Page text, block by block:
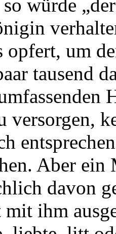
würde
um
tausend
versorgen,
Aber
davon
mit ihm